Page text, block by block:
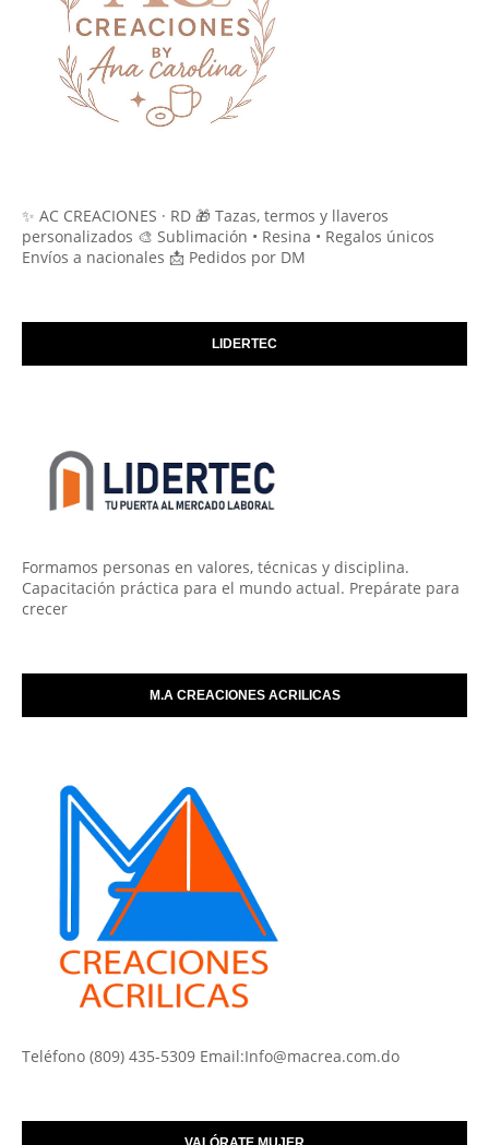
✨ AC CREACIONES · RD 🎁 Tazas, termos y llaveros
personalizados 🎨 Sublimación • Resina • Regalos únicos
Envíos a nacionales 📩 Pedidos por DM
LIDERTEC
Formamos personas en valores, técnicas y disciplina.
Capacitación práctica para el mundo actual. Prepárate para
crecer
M.A CREACIONES ACRILICAS
Teléfono (809) 435-5309 Email:Info@macrea.com.do